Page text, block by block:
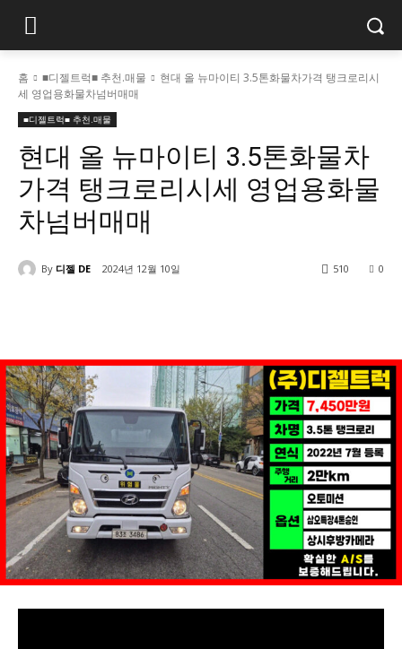
홈 ■디젤트럭■ 추천.매물
현대 올 뉴마이티 3.5톤화물차가격 탱크로리시
세 영업용화물차넘버매매
■디젤트럭■ 추천.매물
현대 올 뉴마이티 3.5톤화물차
가격 탱크로리시세 영업용화물
차넘버매매
By 디젤 DE 2024년 12월 10일 0
510